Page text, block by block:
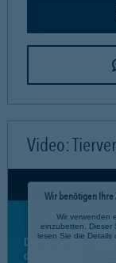
Video:
Wir benötigen Ihre
Wir verwenden
einzubetten. Dieser
lesen Sie die Details